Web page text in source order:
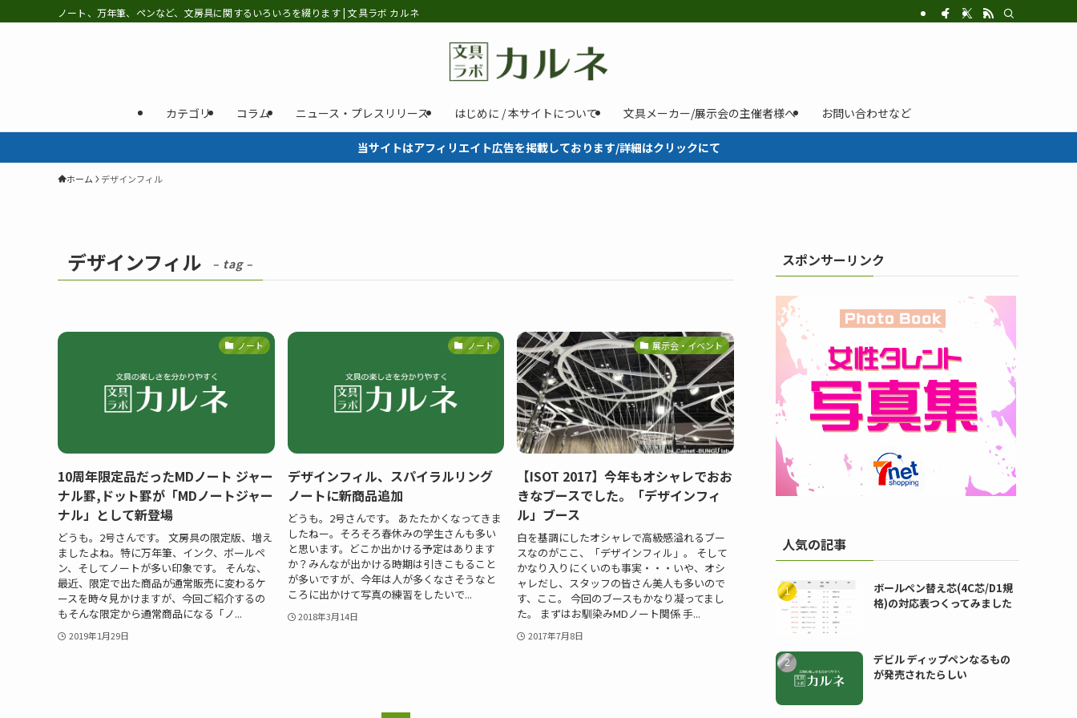
ノート、万年筆、ペンなど、文房具に関するいろいろを綴ります | 文具ラボ カルネ
カテゴリ コラム ニュース・プレスリリース はじめに / 本サイトについて 文具メーカー/展示会の主催者様へ お問い合わせなど
当サイトはアフィリエイト広告を掲載しております/詳細はクリックにて
ホーム デザインフィル
デザインフィル – tag –
ノート
10周年限定品だったMDノート ジャー
ナル罫,ドット罫が「MDノートジャー
ナル」として新登場
どうも。2号さんです。 文房具の限定版、増え
ましたよね。特に万年筆、インク、ボールペ
ン、そしてノートが多い印象です。 そんな、
最近、限定で出た商品が通常販売に変わるケ
ースを時々見かけますが、今回ご紹介するの
もそんな限定から通常商品になる「ノ...
2019年1月29日
ノート
デザインフィル、スパイラルリング
ノートに新商品追加
どうも。2号さんです。 あたたかくなってきま
したねー。そろそろ春休みの学生さんも多い
と思います。どこか出かける予定はあります
か？みんなが出かける時期は引きこもること
が多いですが、今年は人が多くなさそうなと
ころに出かけて写真の練習をしたいで...
2018年3月14日
展示会・イベント
【ISOT 2017】今年もオシャレでおお
きなブースでした。「デザインフィ
ル」ブース
白を基調にしたオシャレで高級感溢れるブー
スなのがここ、「デザインフィル」。 そして
かなり入りにくいのも事実・・・いや、オシ
ャレだし、スタッフの皆さん美人も多いので
す、ここ。 今回のブースもかなり凝ってまし
た。 まずはお馴染みMDノート関係 手...
2017年7月8日
スポンサーリンク
人気の記事
ボールペン替え芯(4C芯/D1規
格)の対応表つくってみました
デビル ディップペンなるもの
が発売されたらしい